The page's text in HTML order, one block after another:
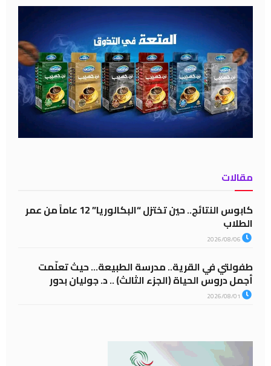
مقالات
كابوس النتائج.. حين تختزل “البكالوريا” 12 عاماً من عمر
الطلاب
طفولتي في القرية.. مدرسة الطبيعة… حيث تعلّمت
أجمل دروس الحياة (الجزء الثالث) .. د. جوليان بدور